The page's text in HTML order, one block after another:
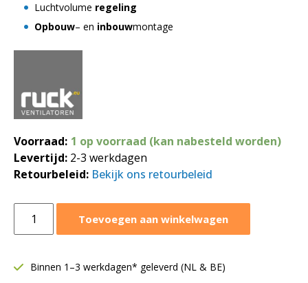
Luchtvolume regeling
Opbouw– en inbouwmontage
Voorraad: 1 op voorraad (kan nabesteld worden)
Levertijd: 2-3 werkdagen
Retourbeleid: Bekijk ons retourbeleid
schakelaar
Toevoegen aan winkelwagen
Binnen 1–3 werkdagen* geleverd (NL & BE)